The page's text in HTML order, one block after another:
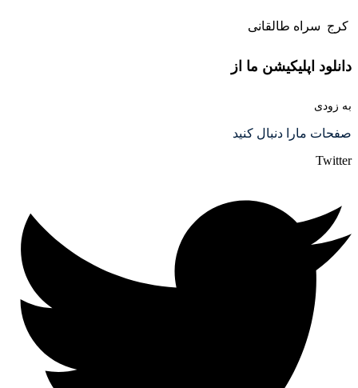
کرج سراه طالقانی
دانلود اپلیکیشن ما از
به زودی
صفحات مارا دنبال کنید
Twitter